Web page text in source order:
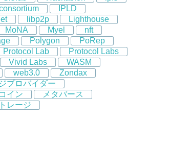
IPLD
libp2p
Lighthouse
MoNA Myel
nft
Polygon
PoRep
Protocol Lab
Protocol Labs
Vivid Labs
WASM
web3.0
Zondax
プロバイダー
イン
メタバース
レージ